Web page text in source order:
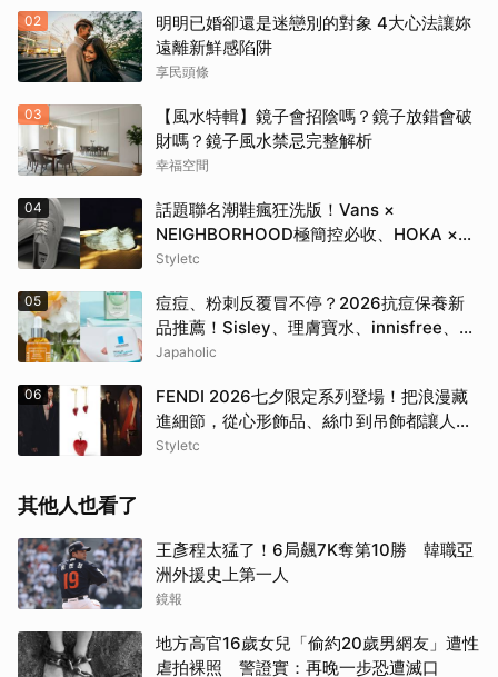
02
明明已婚卻還是迷戀別的對象 4大心法讓妳
遠離新鮮感陷阱
享民頭條
03
【風水特輯】鏡子會招陰嗎？鏡子放錯會破
財嗎？鏡子風水禁忌完整解析
幸福空間
04
話題聯名潮鞋瘋狂洗版！Vans ×
NEIGHBORHOOD極簡控必收、HOKA ×
BEAMS根本穿上腳的藝術品
Styletc
05
痘痘、粉刺反覆冒不停？2026抗痘保養新
品推薦！Sisley、理膚寶水、innisfree、
Bifesta 4大爆款一次看
Japaholic
06
FENDI 2026七夕限定系列登場！把浪漫藏
進細節，從心形飾品、絲巾到吊飾都讓人一
眼心動
Styletc
其他人也看了
王彥程太猛了！6局飆7K奪第10勝 韓職亞
洲外援史上第一人
鏡報
地方高官16歲女兒「偷約20歲男網友」遭性
虐拍裸照 警證實：再晚一步恐遭滅口